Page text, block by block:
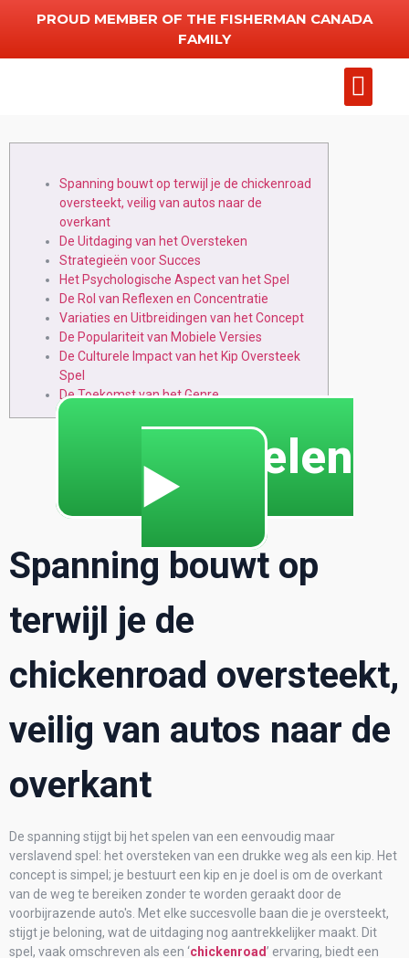
PROUD MEMBER OF THE FISHERMAN CANADA
FAMILY
Spanning bouwt op terwijl je de chickenroad
oversteekt, veilig van autos naar de
overkant
De Uitdaging van het Oversteken
Strategieën voor Succes
Het Psychologische Aspect van het Spel
De Rol van Reflexen en Concentratie
Variaties en Uitbreidingen van het Concept
De Populariteit van Mobiele Versies
De Culturele Impact van het Kip Oversteek
Spel
De Toekomst van het Genre
🔥 Spelen
▶️
Spanning bouwt op
terwijl je de
chickenroad oversteekt,
veilig van autos naar de
overkant
De spanning stijgt bij het spelen van een eenvoudig maar
verslavend spel: het oversteken van een drukke weg als een kip. Het
concept is simpel; je bestuurt een kip en je doel is om de overkant
van de weg te bereiken zonder te worden geraakt door de
voorbijrazende auto's. Met elke succesvolle baan die je oversteekt,
stijgt je beloning, wat de uitdaging nog aantrekkelijker maakt. Dit
spel, vaak omschreven als een ‘chickenroad’ ervaring, biedt een